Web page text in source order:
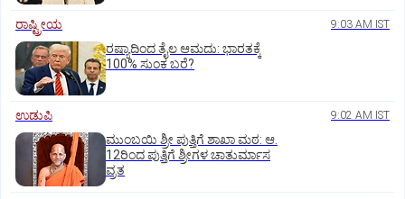
ರಾಷ್ಟ್ರೀಯ 9:03 AM IST
ರಷ್ಯಾದಿಂದ ತೈಲ ಆಮದು: ಭಾರತಕ್ಕೆ
100% ಸುಂಕ ಬರೆ?
ಉಡುಪಿ 9:02 AM IST
ಮುಂಬಯಿ ಶ್ರೀ ಪುತ್ತಿಗೆ ಶಾಖಾ ಮಠ: ಆ.
12ರಿಂದ ಪುತ್ತಿಗೆ ಶ್ರೀಗಳ ಚಾತುರ್ಮಾಸ
ವ್ರತ